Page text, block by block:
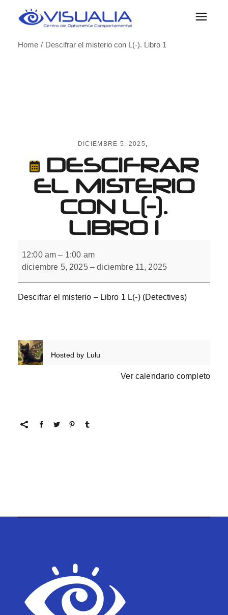
Home
Descifrar el misterio con L(-). Libro 1
DICIEMBRE 5, 2025
DESCIFRAR
EL MISTERIO
CON L(-).
LIBRO 1
el
misterio
con
Libro
1
12:00 am – 1:00 am
diciembre 5, 2025 –diciembre 11, 2025
Descifrar el misterio – Libro 1 L(-) (Detectives)
Hosted by Lulu
Ver calendario completo